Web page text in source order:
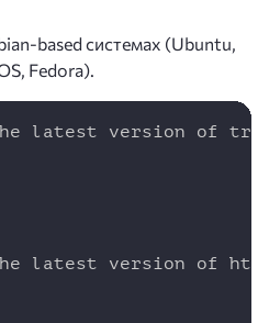
based системах (Ubuntu,
Fedora).
latest version of
latest version of